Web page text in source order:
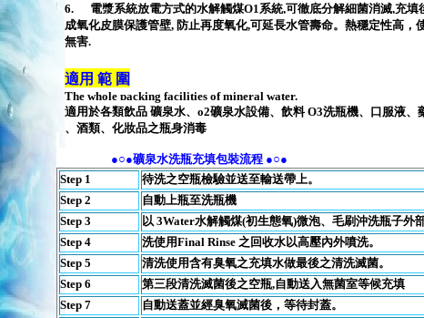
6.
電漿系統放電方式的水解觸煤O1系統,可徹底分解細菌消滅,充填
成氧化皮膜保護管壁, 防止再度氧化,可延長水管壽命。熱穩定性高，
無害.
適用 範 圍
The whole packing facilities of mineral water.
適用於各類飲品 礦泉水、o2礦泉水設備、飲料O3洗瓶機、口服液、
、酒類、化妝品之瓶身消毒
●○●礦泉水洗瓶充填包裝流程 ●○●
Step 1
待洗之空瓶檢驗並送至輸送帶上。
Step 2
自動上瓶至洗瓶機
Step 3
以 3Water水解觸煤(初生態氧)微泡、毛刷沖洗瓶子外
Step 4
洗使用Final Rinse之回收水以高壓內外噴洗。
Step 5
清洗使用含有臭氧之充填水做最後之清洗滅菌。
Step 6
第三段清洗滅菌後之空瓶,自動送入無菌室等候充填
Step 7
自動送蓋並經臭氧滅菌後，等待封蓋。